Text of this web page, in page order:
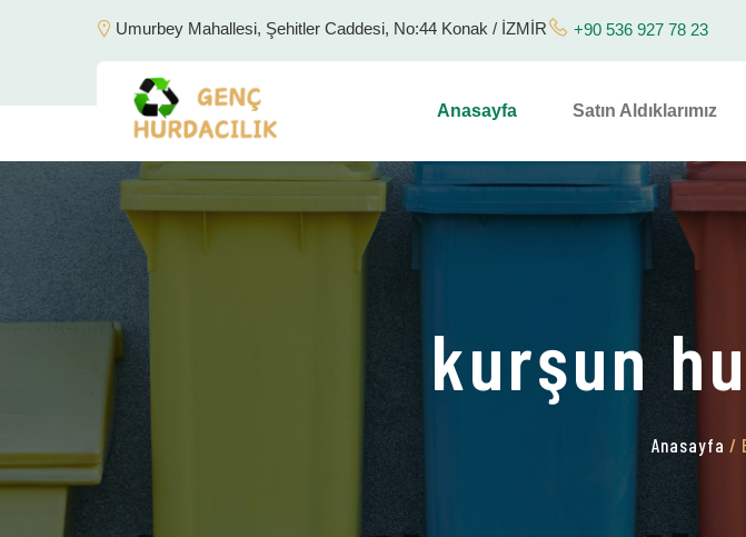
Umurbey Mahallesi, Şehitler Caddesi, No:44 Konak / İZMİR +90 536 927 78 23
Anasayfa Satın Aldıklarımız
kurşun
Anasayfa /